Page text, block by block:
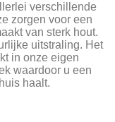
verschillende
zorgen voor een
van sterk hout.
uitstraling. Het
in onze eigen
waardoor u een
haalt.